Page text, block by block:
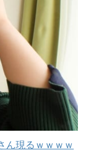
ん現るｗｗｗｗ